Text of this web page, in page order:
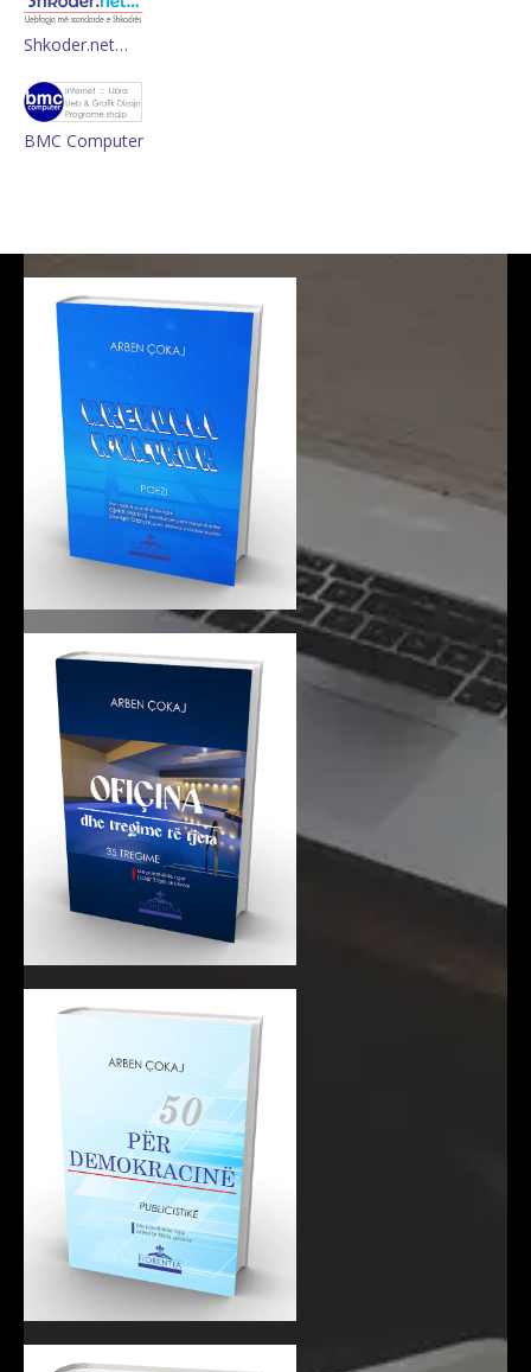
Shkoder.net…
BMC Computer